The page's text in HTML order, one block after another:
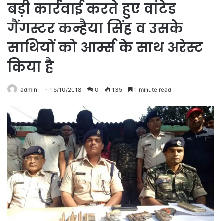
बड़ी कार्रवाई करते हुए वांटेड
गैंगस्टर कन्हैया सिंह व उसके
साथियों को आर्म्स के साथ अरेस्ट
किया है
admin 15/10/2018 0 135 1 minute read